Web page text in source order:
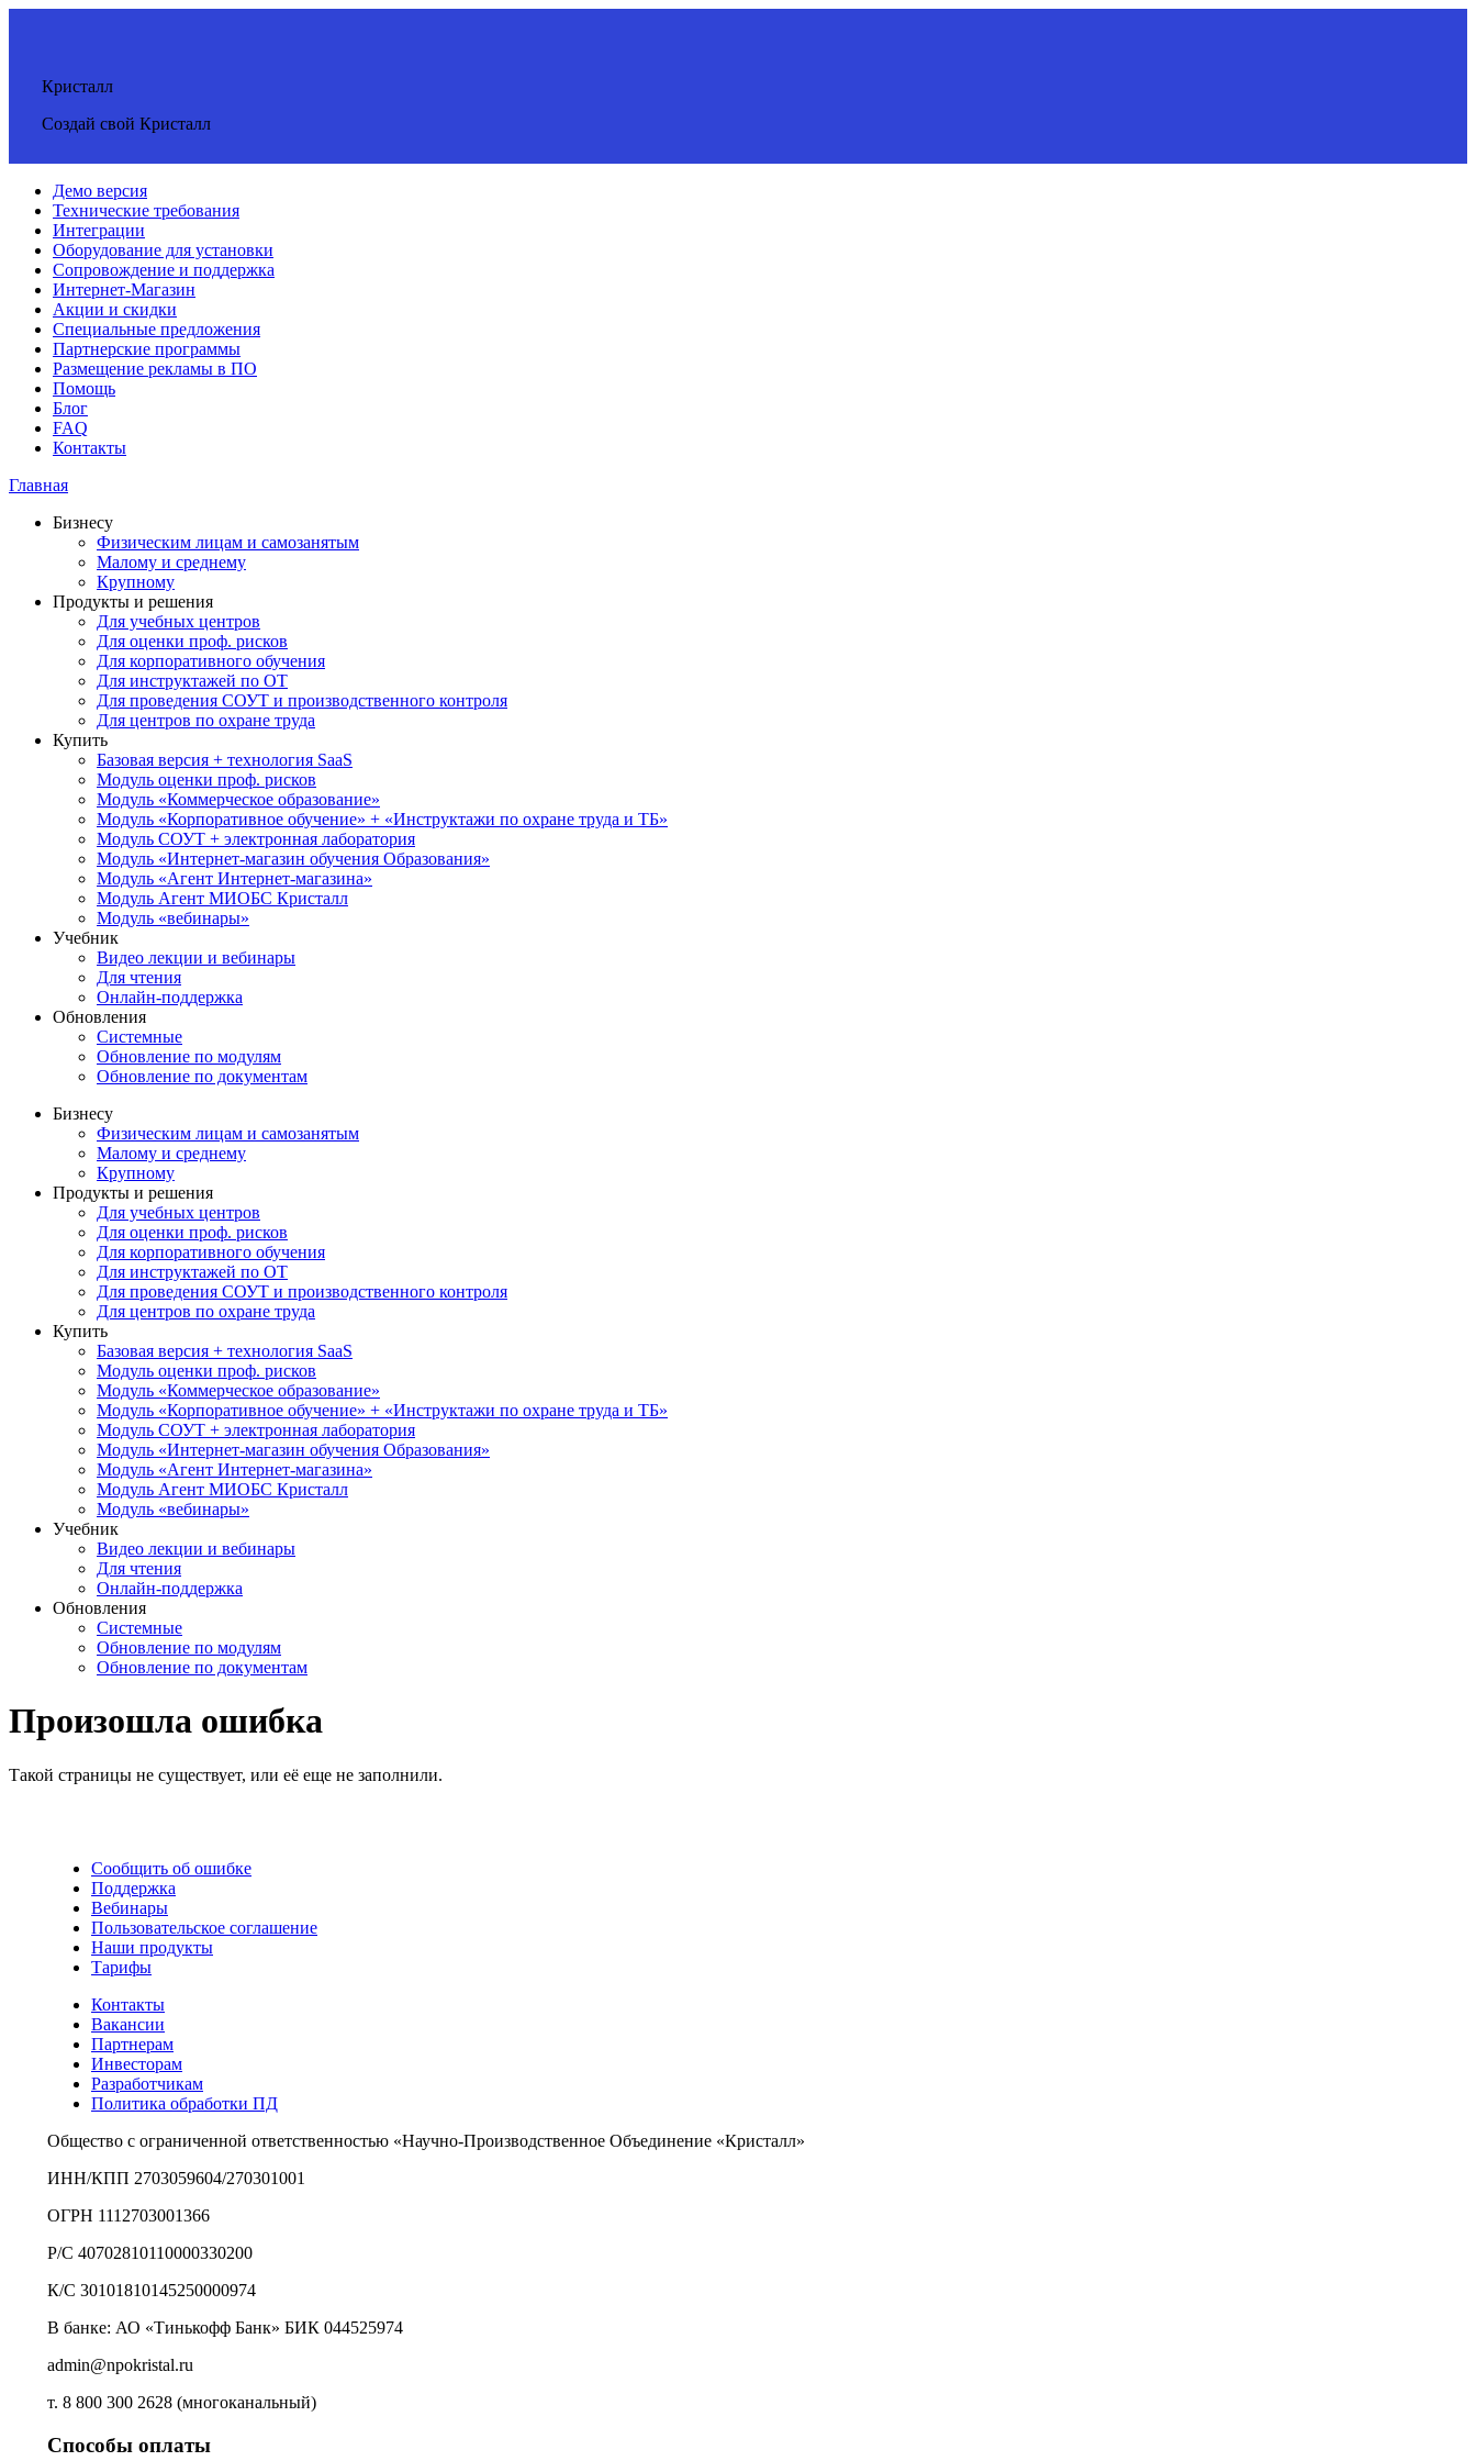
Кристалл
Создай свой Кристалл
Демо версия
Технические требования
Интеграции
Оборудование для установки
Сопровождение и поддержка
Интернет-Магазин
Акции и скидки
Специальные предложения
Партнерские программы
Размещение рекламы в ПО
Помощь
Блог
FAQ
Контакты
Главная
Бизнесу
Физическим лицам и самозанятым
Малому и среднему
Крупному
Продукты и решения
Для учебных центров
Для оценки проф. рисков
Для корпоративного обучения
Для инструктажей по ОТ
Для проведения СОУТ и производственного контроля
Для центров по охране труда
Купить
Базовая версия + технология SaaS
Модуль оценки проф. рисков
Модуль «Коммерческое образование»
Модуль «Корпоративное обучение» + «Инструктажи по охране труда и ТБ»
Модуль СОУТ + электронная лаборатория
Модуль «Интернет-магазин обучения Образования»
Модуль «Агент Интернет-магазина»
Модуль Агент МИОБС Кристалл
Модуль «вебинары»
Учебник
Видео лекции и вебинары
Для чтения
Онлайн-поддержка
Обновления
Системные
Обновление по модулям
Обновление по документам
Бизнесу
Физическим лицам и самозанятым
Малому и среднему
Крупному
Продукты и решения
Для учебных центров
Для оценки проф. рисков
Для корпоративного обучения
Для инструктажей по ОТ
Для проведения СОУТ и производственного контроля
Для центров по охране труда
Купить
Базовая версия + технология SaaS
Модуль оценки проф. рисков
Модуль «Коммерческое образование»
Модуль «Корпоративное обучение» + «Инструктажи по охране труда и ТБ»
Модуль СОУТ + электронная лаборатория
Модуль «Интернет-магазин обучения Образования»
Модуль «Агент Интернет-магазина»
Модуль Агент МИОБС Кристалл
Модуль «вебинары»
Учебник
Видео лекции и вебинары
Для чтения
Онлайн-поддержка
Обновления
Системные
Обновление по модулям
Обновление по документам
Произошла ошибка
Такой страницы не существует, или её еще не заполнили.
Сообщить об ошибке
Поддержка
Вебинары
Пользовательское соглашение
Наши продукты
Тарифы
Контакты
Вакансии
Партнерам
Инвесторам
Разработчикам
Политика обработки ПД
Общество с ограниченной ответственностью «Научно-Производственное Объединение «Кристалл»
ИНН/КПП 2703059604/270301001
ОГРН 1112703001366
Р/С 40702810110000330200
К/С 30101810145250000974
В банке: АО «Тинькофф Банк» БИК 044525974
admin@npokristal.ru
т. 8 800 300 2628 (многоканальный)
Способы оплаты